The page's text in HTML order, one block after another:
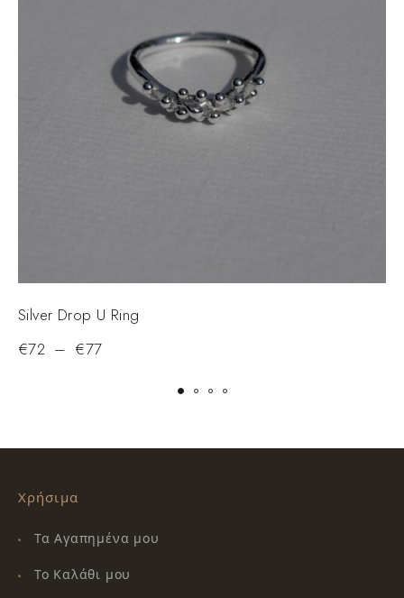
Silver Drop U Ring
€72 – €77
Χρήσιμα
Τα Αγαπημένα μου
Το Καλάθι μου